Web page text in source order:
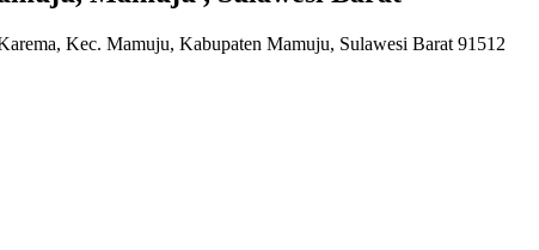
Kec. Mamuju, Kabupaten Mamuju, Sulawesi Barat 91512